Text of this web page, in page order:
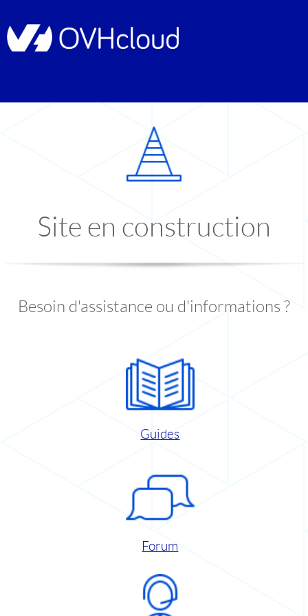
Site en construction
Besoin d'assistance ou d'informations ?
Guides
Forum